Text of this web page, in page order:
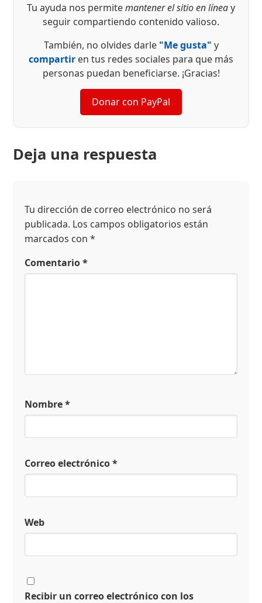
Tu ayuda nos permitemantener el sitio en líneay
seguir compartiendo contenido valioso.
También, no olvides darle "Me gusta" y
compartir en tus redes sociales para que más
personas puedan beneficiarse. ¡Gracias!
Donar con PayPal
Deja una respuesta
Tu dirección de correo electrónico no será
publicada. Los campos obligatorios están
marcados con*
Comentario*
Nombre*
Correo electrónico*
Web
Recibir un correo electrónico con los